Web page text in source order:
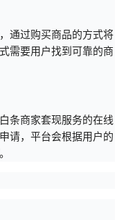
通过购买商品的方式将
需要用户找到可靠的商
条商家套现服务的在线
请，平台会根据用户的